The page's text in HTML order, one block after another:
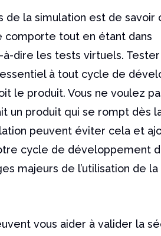
de la simulation est de
comporte tout en étant dans
à-dire les tests virtuels.
à tout cycle de
le produit. Vous ne voulez
un produit qui se rompt dès
peuvent éviter cela et
cycle de développement
majeurs de l’utilisation de
vous aider à valider la